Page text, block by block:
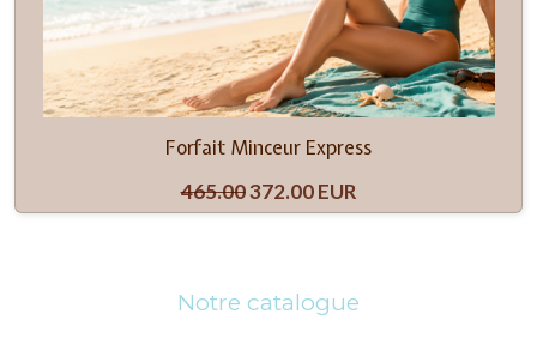
Forfait Minceur Express
465.00372.00 EUR
Notre catalogue